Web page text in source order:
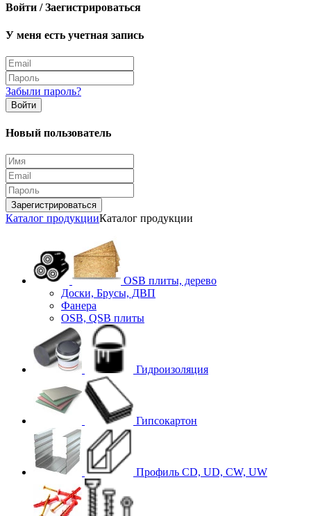
Войти / Заегистрироваться
У меня есть учетная запись
Забыли пароль?
Войти
Новый пользователь
Зарегистрироваться
Каталог продукцииКаталог продукции
OSB плиты, дерево
Доски, Брусы, ДВП
Фанера
OSB, QSB плиты
Гидроизоляция
Гипсокартон
Профиль CD, UD, CW, UW